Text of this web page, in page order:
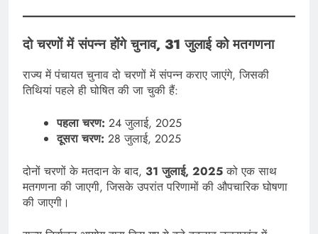
दो चरणों में संपन्न होंगे चुनाव, 31 जुलाई को मतगणना
राज्य में पंचायत चुनाव दो चरणों में संपन्न कराए जाएंगे, जिसकी
तिथियां पहले ही घोषित की जा चुकी हैं:
पहला चरण: 24 जुलाई, 2025
दूसरा चरण: 28 जुलाई, 2025
दोनों चरणों के मतदान के बाद, 31 जुलाई, 2025को एक साथ
मतगणना की जाएगी, जिसके उपरांत परिणामों की औपचारिक घोषणा
की जाएगी।